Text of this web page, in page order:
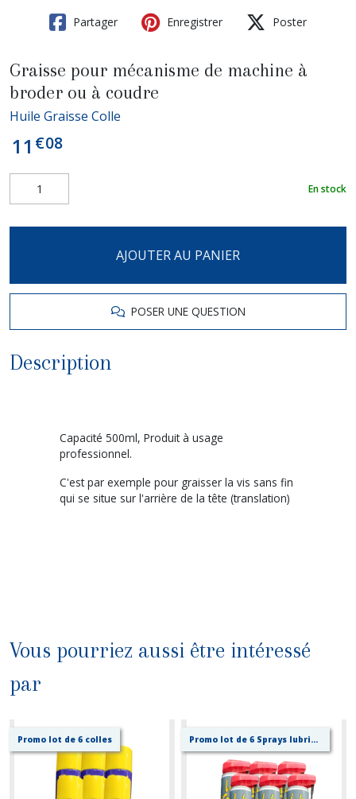
Partager Enregistrer Poster
Graisse pour mécanisme de machine à
broder ou à coudre
Huile Graisse Colle
11 €08
En stock
AJOUTER AU PANIER
POSER UNE QUESTION
Description
Capacité 500ml, Produit à usage
professionnel.
C'est par exemple pour graisser la vis sans fin
qui se situe sur l'arrière de la tête (translation)
Vous pourriez aussi être intéressé
par
Promo lot de 6 colles Promo lot de 6 Sprays lubrifiants